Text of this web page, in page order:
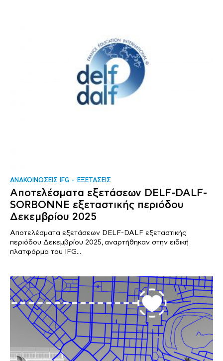
ΑΝΑΚΟΙΝΩΣΕΙΣ IFG ΕΞΕΤΑΣΕΙΣ
Αποτελέσματα εξετάσεων DELF-DALF-
SORBONNE εξεταστικής περιόδου
Δεκεμβρίου 2025
Αποτελέσματα εξετάσεων DELF-DALF εξεταστικής
περιόδου Δεκεμβρίου 2025, αναρτήθηκαν στην ειδική
πλατφόρμα του IFG...